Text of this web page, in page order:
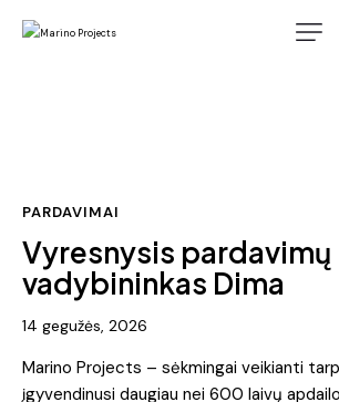
PARDAVIMAI
Vyresnysis pardavimų
vadybininkas Dima
14 gegužės, 2026
Marino Projects – sėkmingai veikianti
įgyvendinusi daugiau nei 600 laivų